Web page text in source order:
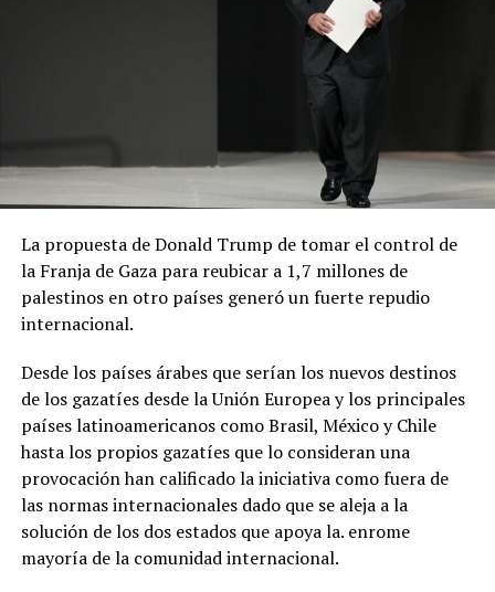
La propuesta de Donald Trump de tomar el control de
la Franja de Gaza para reubicar a 1,7 millones de
palestinos en otro países generó un fuerte repudio
internacional.
Desde los países árabes que serían los nuevos destinos
de los gazatíes desde la Unión Europea y los principales
países latinoamericanos como Brasil, México y Chile
hasta los propios gazatíes que lo consideran una
provocación han calificado la iniciativa como fuera de
las normas internacionales dado que se aleja a la
solución de los dos estados que apoya la. enrome
mayoría de la comunidad internacional.